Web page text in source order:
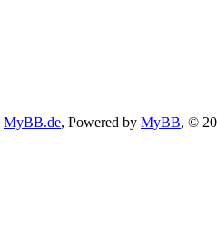
MyBB.de, Powered by MyBB, ©